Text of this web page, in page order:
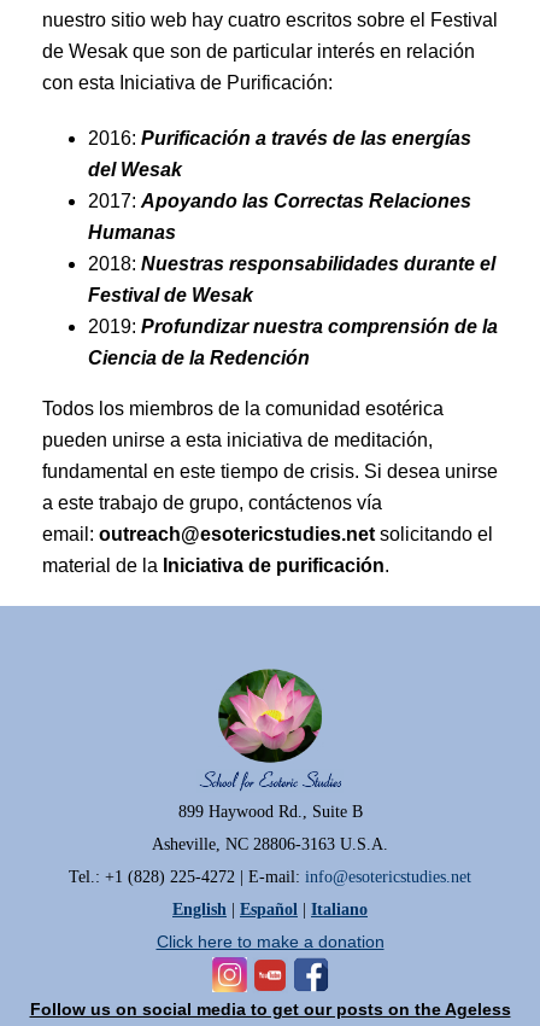
nuestro sitio web hay cuatro escritos sobre el Festival
de Wesak que son de particular interés en relación
con esta Iniciativa de Purificación:
2016: Purificación a través de las energías
del Wesak
2017: Apoyando las Correctas Relaciones
Humanas
2018: Nuestras responsabilidades durante el
Festival de Wesak
2019: Profundizar nuestra comprensión de la
Ciencia de la Redención
Todos los miembros de la comunidad esotérica
pueden unirse a esta iniciativa de meditación,
fundamental en este tiempo de crisis. Si desea unirse
a este trabajo de grupo, contáctenos vía
email: outreach@esotericstudies.net solicitando el
material de la Iniciativa de purificación.
899 Haywood Rd., Suite B
Asheville, NC 28806-3163 U.S.A.
Tel.: +1 (828) 225-4272 | E-mail: info@esotericstudies.net
English | Español | Italiano
Click here to make a donation
Follow us on social media to get our posts on the Ageless